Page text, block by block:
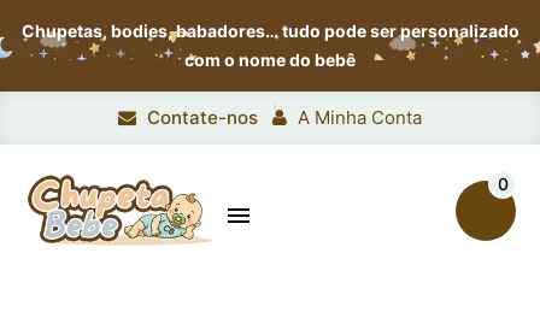
Chupetas, bodies, babadores…tudo pode ser personalizado
com o nome do bebê
Contate-nos A Minha Conta

0